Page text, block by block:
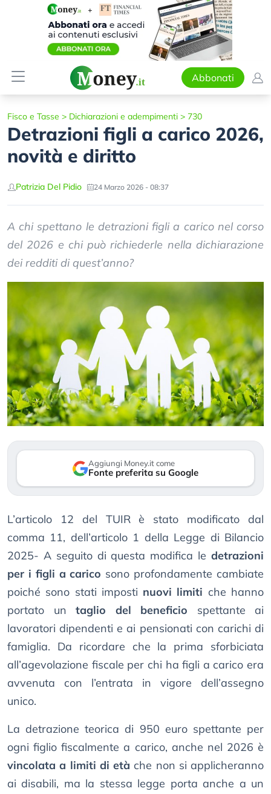
Abbonati
Fisco e Tasse > Dichiarazioni e adempimenti > 730
Detrazioni figli a carico 2026,
novità e diritto
Patrizia Del Pidio 24 Marzo 2026 - 08:37
A chi spettano le detrazioni figli a carico nel corso
del 2026 e chi può richiederle nella dichiarazione
dei redditi di quest’anno?
Aggiungi Money.it come
Fonte preferita su Google
L’articolo 12 del TUIR è stato modificato dal
comma 11, dell’articolo 1 della Legge di Bilancio
2025- A seguito di questa modifica le detrazioni
per i figli a carico sono profondamente cambiate
poiché sono stati imposti nuovi limiti che hanno
portato un taglio del beneficio spettante ai
lavoratori dipendenti e ai pensionati con carichi di
famiglia. Da ricordare che la prima sforbiciata
all’agevolazione fiscale per chi ha figli a carico era
avvenuta con l’entrata in vigore dell’assegno
unico.
La detrazione teorica di 950 euro spettante per
ogni figlio fiscalmente a carico, anche nel 2026 è
vincolata a limiti di età che non si applicheranno
ai disabili, ma la stessa legge porta anche a un